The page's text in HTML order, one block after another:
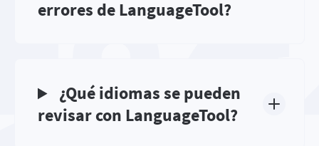
errores de LanguageTool?
¿Qué idiomas se pueden
revisar con LanguageTool?